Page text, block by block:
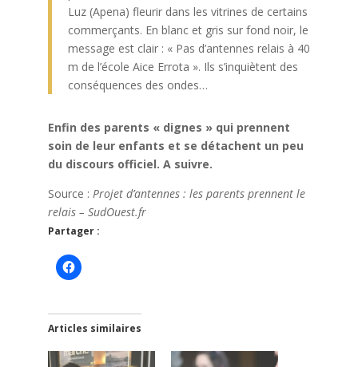
Luz (Apena) fleurir dans les vitrines de certains
commerçants. En blanc et gris sur fond noir, le
message est clair : « Pas d’antennes relais à 40
m de l’école Aice Errota ». Ils s’inquiètent des
conséquences des ondes…
Enfin des parents « dignes » qui prennent
soin de leur enfants et se détachent un peu
du discours officiel. A suivre.
Source : Projet d’antennes : les parents prennent le
relais – SudOuest.fr
Partager :
Articles similaires